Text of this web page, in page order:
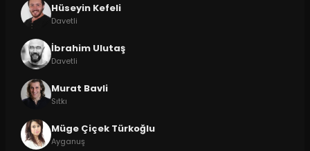
Hüseyin Kefeli
Davetli
İbrahim Ulutaş
Davetli
Murat Bavli
Sıtkı
Müge Çiçek Türkoğlu
Ayganuş